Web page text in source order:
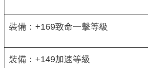
裝備：+169致命一擊等級
裝備：+149加速等級